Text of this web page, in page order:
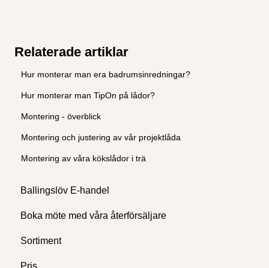
Relaterade artiklar
Hur monterar man era badrumsinredningar?
Hur monterar man TipOn på lådor?
Montering - överblick
Montering och justering av vår projektlåda
Montering av våra kökslådor i trä
Ballingslöv E-handel
Boka möte med våra återförsäljare
Sortiment
Pris